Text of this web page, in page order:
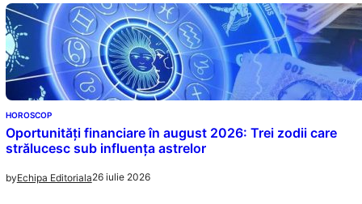
HOROSCOP
Oportunități financiare în august 2026: Trei zodii care
strălucesc sub influența astrelor
byEchipa Editoriala26 iulie 2026